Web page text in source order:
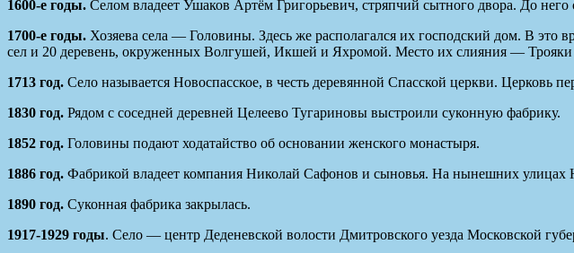
1600-е годы. Селом владеет Ушаков Артём Григорьевич, стряпчий сытного двора. До
1700-е годы. Хозяева села — Головины. Здесь же располагался их господский дом. В это
сел и 20 деревень, окруженных Волгушей, Икшей и Яхромой. Место их слияния —
1713 год. Село называется Новоспасское, в честь деревянной Спасской церкви.
1830 год. Рядом с соседней деревней Целеево Тугариновы выстроили суконную фабрику.
1852 год. Головины подают ходатайство об основании женского монастыря.
1886 год. Фабрикой владеет компания Николай Сафонов и сыновья. На нынешних
1890 год. Суконная фабрика закрылась.
1917-1929 годы. Село — центр Деденевской волости Дмитровского уезда Московской